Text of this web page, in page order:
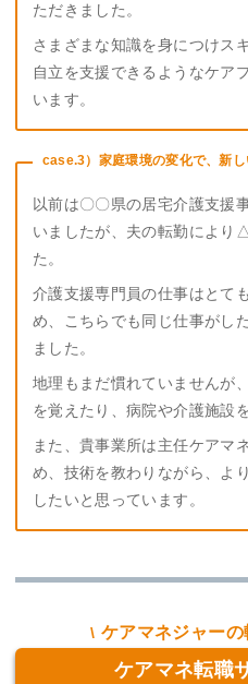
ただきました。
さまざまな知識を身につけス
自立を支援できるようなケア
います。
case.3）家庭環境の変化で、新
以前は〇〇県の居宅介護支援
いましたが、夫の転勤によ
た。
介護支援専門員の仕事はとて
め、こちらでも同じ仕事がし
ました。
地理もまだ慣れていませんが
を覚えたり、病院や介護施設
また、貴事業所は主任ケアマ
め、技術を教わりながら、よ
したいと思っています。
ケアマネジャーの
ケアマネ転職